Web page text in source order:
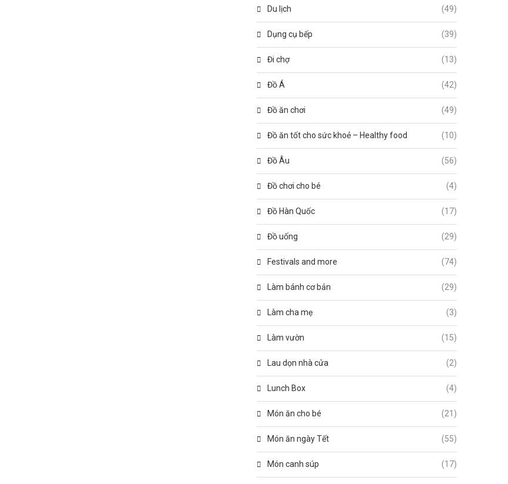
Du lịch (49)
Dụng cụ bếp (39)
Đi chợ (13)
Đồ Á (42)
Đồ ăn chơi (49)
Đồ ăn tốt cho sức khoẻ – Healthy food (10)
Đồ Âu (56)
Đồ chơi cho bé (4)
Đồ Hàn Quốc (17)
Đồ uống (29)
Festivals and more (74)
Làm bánh cơ bản (29)
Làm cha mẹ (3)
Làm vườn (15)
Lau dọn nhà cửa (2)
Lunch Box (4)
Món ăn cho bé (21)
Món ăn ngày Tết (55)
Món canh súp (17)